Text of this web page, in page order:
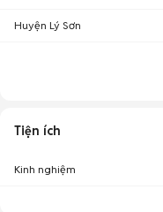
Huyện Lý Sơn
Tiện ích
Kinh nghiệm